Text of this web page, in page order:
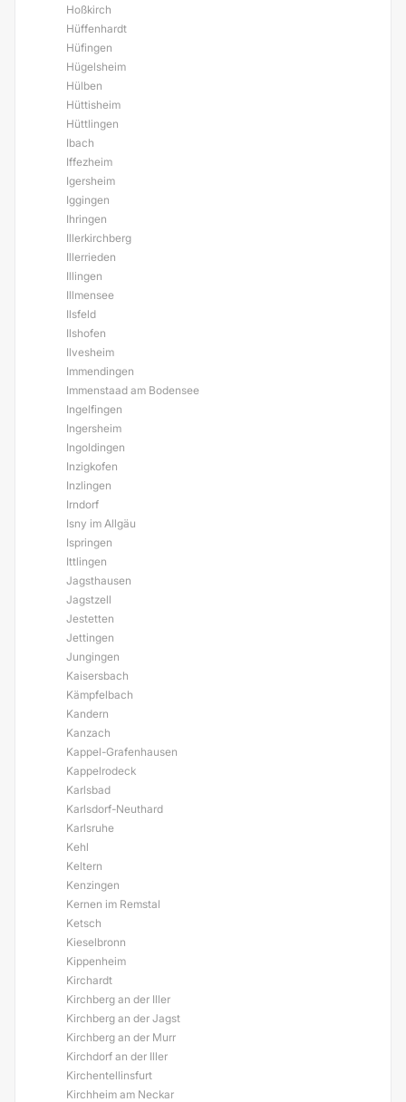
Hoßkirch
Hüffenhardt
Hüfingen
Hügelsheim
Hülben
Hüttisheim
Hüttlingen
Ibach
Iffezheim
Igersheim
Iggingen
Ihringen
Illerkirchberg
Illerrieden
Illingen
Illmensee
Ilsfeld
Ilshofen
Ilvesheim
Immendingen
Immenstaad am Bodensee
Ingelfingen
Ingersheim
Ingoldingen
Inzigkofen
Inzlingen
Irndorf
Isny im Allgäu
Ispringen
Ittlingen
Jagsthausen
Jagstzell
Jestetten
Jettingen
Jungingen
Kaisersbach
Kämpfelbach
Kandern
Kanzach
Kappel-Grafenhausen
Kappelrodeck
Karlsbad
Karlsdorf-Neuthard
Karlsruhe
Kehl
Keltern
Kenzingen
Kernen im Remstal
Ketsch
Kieselbronn
Kippenheim
Kirchardt
Kirchberg an der Iller
Kirchberg an der Jagst
Kirchberg an der Murr
Kirchdorf an der Iller
Kirchentellinsfurt
Kirchheim am Neckar